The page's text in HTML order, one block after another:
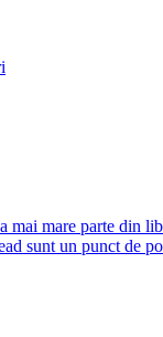
mai mare parte din
sunt un punct de